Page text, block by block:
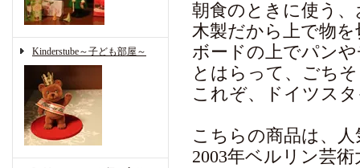
Kinderstube～子ども部屋～
朝食のときに使う
木製だから上で物
ボードの上でパン
とはらって、ごち
これぞ、ドイツス
こちらの商品は、
2003年ベルリン芸